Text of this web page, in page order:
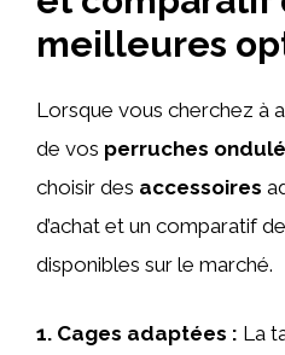
meilleures
Lorsque vous cherchez à
de vos perruches
choisir des accessoires
d’achat et un comparatif
disponibles sur le marché.
1. Cages adaptées : La